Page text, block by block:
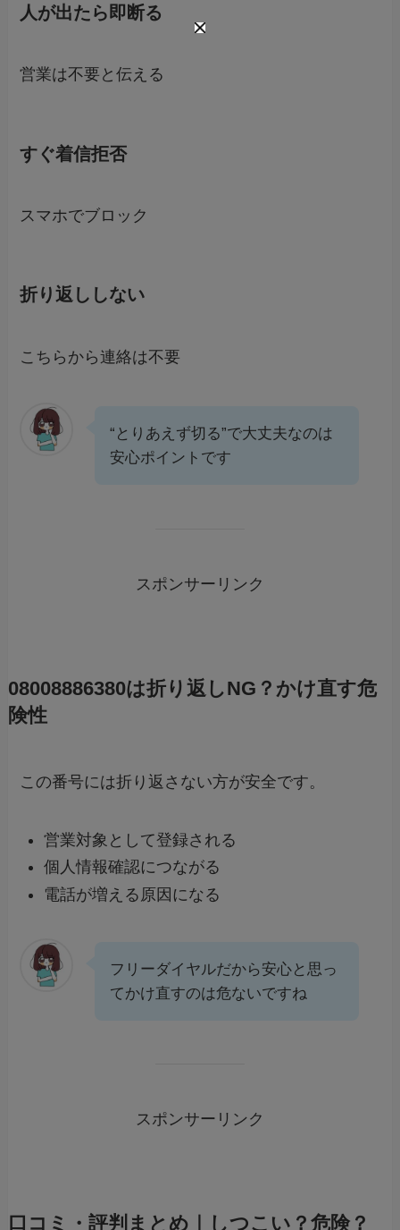
人が出たら即断る
営業は不要と伝える
すぐ着信拒否
スマホでブロック
折り返ししない
こちらから連絡は不要
“とりあえず切る”で大丈夫なのは
安心ポイントです
スポンサーリンク
08008886380は折り返しNG？かけ直す危
険性
この番号には折り返さない方が安全です。
営業対象として登録される
個人情報確認につながる
電話が増える原因になる
フリーダイヤルだから安心と思っ
てかけ直すのは危ないですね
スポンサーリンク
口コミ・評判まとめ｜しつこい？危険？